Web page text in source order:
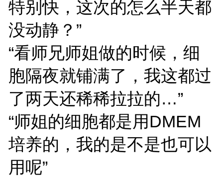
特别快，这次的怎么半天都
没动静？”
“看师兄师姐做的时候，细
胞隔夜就铺满了，我这都过
了两天还稀稀拉拉的…”
“师姐的细胞都是用DMEM
培养的，我的是不是也可以
用呢”